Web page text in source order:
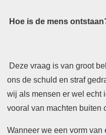
Hoe is de mens
Deze vraag is van groot
ons de schuld en straf
wij als mensen er wel echt
vooral van machten buiten
Wanneer we een vorm